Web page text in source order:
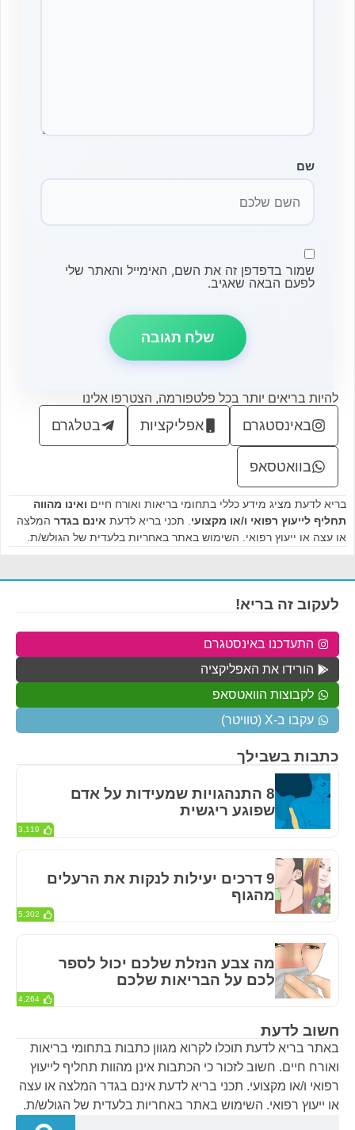
שם
שמור בדפדפן זה את השם, האימייל והאתר שלי
לפעם הבאה שאגיב.
להיות בריאים יותר בכל פלטפורמה, הצטרפו אלינו
באינסטגרם אפליקציות בטלגרם
בוואטסאפ
בריא לדעת מציג מידע כללי בתחומי בריאות ואורח חיים ואינו מהווה
תחליף לייעוץ רפואי ו/או מקצועי. תכני בריא לדעת אינם בגדר המלצה
או עצה או ייעוץ רפואי. השימוש באתר באחריות בלעדית של הגולש/ת.
חשוב לדעת
באתר בריא לדעת תוכלו לקרוא מגוון כתבות בתחומי בריאות
ואורח חיים. חשוב לזכור כי הכתבות אינן מהוות תחליף לייעוץ
רפואי ו/או מקצועי. תכני בריא לדעת אינם בגדר המלצה או עצה
או ייעוץ רפואי. השימוש באתר באחריות בלעדית של הגולש/ת.
כתבות בשבילך
8 התנהגויות שמעידות על אדם
שפוגע ריגשית
3,119
9 דרכים יעילות לנקות את הרעלים
מהגוף
5,302
מה צבע הנזלת שלכם יכול לספר
לכם על הבריאות שלכם
4,264
לעקוב זה בריא!
התעדכנו באינסטגרם
הורידו את האפליקציה
לקבוצות הוואטסאפ
עקבו ב-X (טוויטר)